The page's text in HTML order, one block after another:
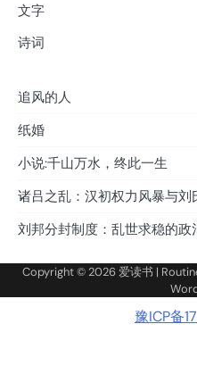
文字
诗词
追风的人
纸婚
小说:千山万水，终此一生
诸吕之乱：汉初权力风暴与刘
刘邦分封制度：乱世求稳的政
Copyright © 2026爱读书 |
豫ICP备